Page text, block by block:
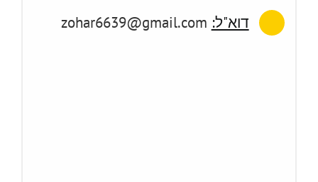
דוא"ל: zohar6639@gmail.com